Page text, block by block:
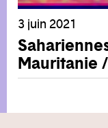
3 juin 2021
Mauritanie